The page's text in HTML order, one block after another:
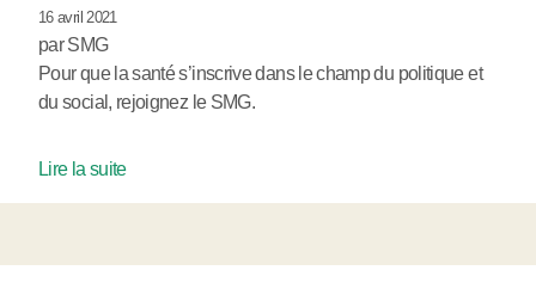
16 avril 2021
par SMG
Pour que la santé s’inscrive dans le champ du politique et
du social, rejoignez le SMG.
Lire la suite